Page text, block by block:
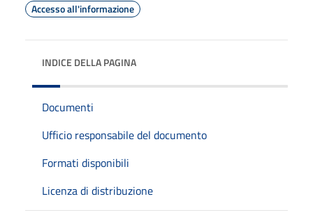
Accesso all'informazione
INDICE DELLA PAGINA
Documenti
Ufficio responsabile del documento
Formati disponibili
Licenza di distribuzione